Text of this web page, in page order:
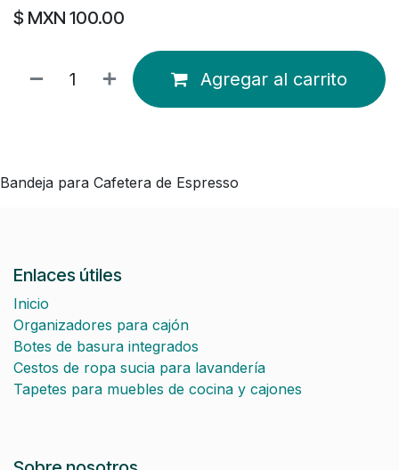
$ MXN 100.00
Agregar al carrito
Bandeja para Cafetera de Espresso
Enlaces útiles
Inicio
Organizadores para cajón
Botes de basura integrados
Cestos de ropa sucia para lavandería
Tapetes para muebles de cocina y cajones